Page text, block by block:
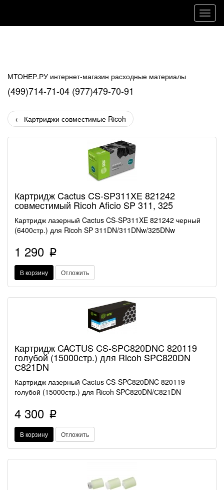
МТОНЕР.РУ интернет-магазин расходные материалы
(499)714-71-04 (977)479-70-91
← Картриджи совместимые Ricoh
Картридж Cactus CS-SP311XE 821242
совместимый Ricoh Aficio SP 311, 325
Картридж лазерный Cactus CS-SP311XE 821242 черный
(6400стр.) для Ricoh SP 311DN/311DNw/325DNw
1 290 p
В корзину Отложить
Картридж CACTUS CS-SPC820DNC 820119
голубой (15000стр.) для Ricoh SPC820DN
С821DN
Картридж лазерный Cactus CS-SPC820DNC 820119
голубой (15000стр.) для Ricoh SPC820DN/С821DN
4 300 p
В корзину Отложить